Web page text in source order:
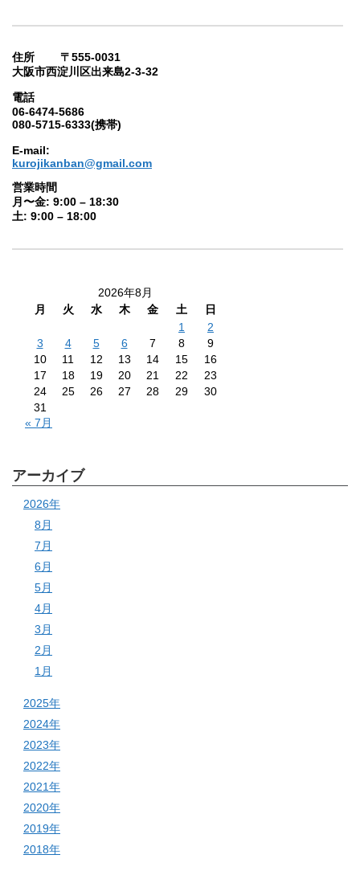
住所 〒555-0031
大阪市西淀川区出来島2-3-32
電話
06-6474-5686
080-5715-6333(携帯)
E-mail:
kurojikanban@gmail.com
営業時間
月〜金: 9:00 – 18:30
土: 9:00 – 18:00
2026年8月
月
火 水 木 金 土
日
1
2
3
4 5 6 7 8
9
10
11 12 13 14 15
16
17
18 19 20 21 22
23
24
25 26 27 28 29
30
31
« 7月
アーカイブ
2026年
8月
7月
6月
5月
4月
3月
2月
1月
2025年
2024年
2023年
2022年
2021年
2020年
2019年
2018年